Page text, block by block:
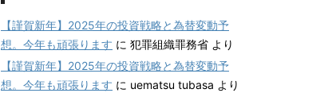
【謹賀新年】2025年の投資戦略と為替変動予
想。今年も頑張ります に 犯罪組織罪務省 より
【謹賀新年】2025年の投資戦略と為替変動予
想。今年も頑張ります に uematsu tubasa より